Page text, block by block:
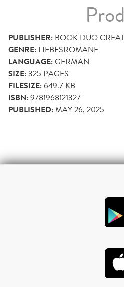
PUBLISHER: BOOK DUO
GENRE: LIEBESROMANE
LANGUAGE:GERMAN
SIZE:325 PAGES
FILESIZE:649.7 KB
ISBN:9781968121327
PUBLISHED:MAY 26, 2025